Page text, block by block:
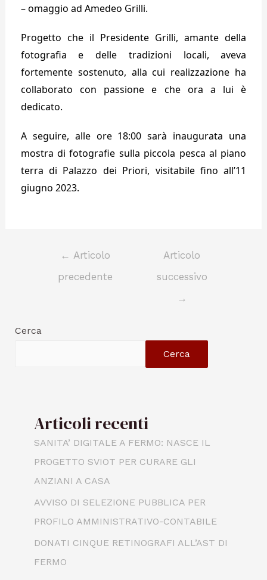
– omaggio ad Amedeo Grilli.
Progetto che il Presidente Grilli, amante della
fotografia e delle tradizioni locali, aveva
fortemente sostenuto, alla cui realizzazione ha
collaborato con passione e che ora a lui è
dedicato.
A seguire, alle ore 18:00 sarà inaugurata una
mostra di fotografie sulla piccola pesca al piano
terra di Palazzo dei Priori, visitabile fino all’11
giugno 2023.
← Articolo
precedente
Articolo
successivo
→
Cerca
Cerca
Articoli recenti
SANITA’ DIGITALE A FERMO: NASCE IL
PROGETTO SVIOT PER CURARE GLI
ANZIANI A CASA
AVVISO DI SELEZIONE PUBBLICA PER
PROFILO AMMINISTRATIVO-CONTABILE
DONATI CINQUE RETINOGRAFI ALL’AST DI
FERMO